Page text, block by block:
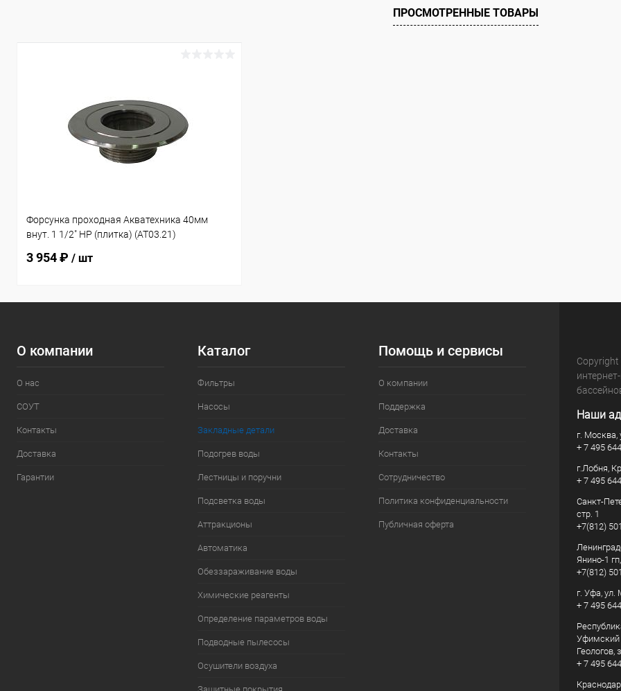
В наличии
ПРОСМОТРЕННЫЕ ТОВАРЫ
Форсунка проходная Акватехника 40мм
внут. 1 1/2" НР (плитка) (AT03.21)
3 954 ₽ / шт
О компании
О нас
СОУТ
Контакты
Доставка
Гарантии
Каталог
Фильтры
Насосы
Закладные детали
Подогрев воды
Лестницы и поручни
Подсветка воды
Аттракционы
Автоматика
Обеззараживание воды
Химические реагенты
Определение параметров воды
Подводные пылесосы
Осушители воздуха
Помощь и сервисы
О компании
Поддержка
Доставка
Контакты
Сотрудничество
Политика конфиденциальности
Публичная оферта
Наши
г. Москва,
+ 7 495
г.Лобня,
+ 7 495
Санкт-
стр. 1
+7(812)
Янино-1
+7(812)
г. Уфа, ул.
+ 7 495
Уфимский
Геологов,
+ 7 495